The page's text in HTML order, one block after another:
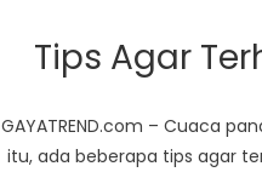
Tips Agar
GAYATREND.com – Cuaca
itu, ada beberapa tips agar